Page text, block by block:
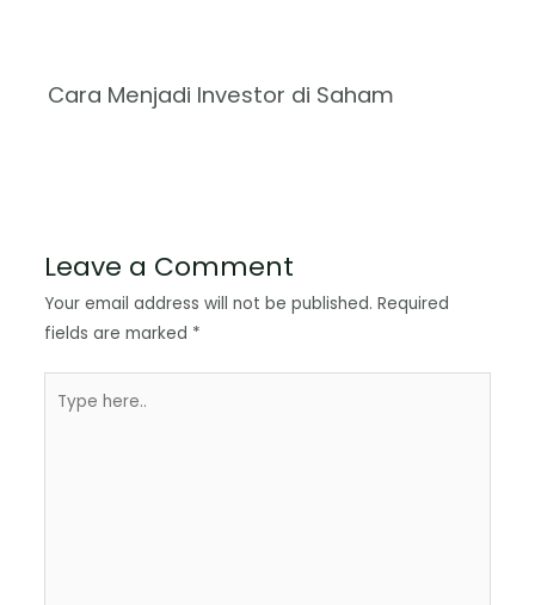
Cara Menjadi Investor di Saham
Leave a Comment
Your email address will not be published. Required
fields are marked *